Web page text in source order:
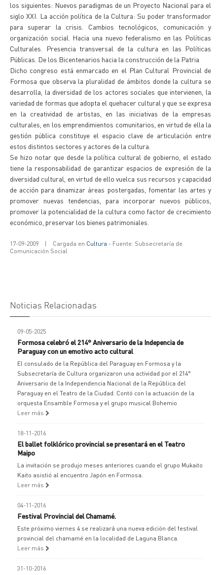
los siguientes: Nuevos paradigmas de un Proyecto Nacional para el
siglo XXI. La acción política de la Cultura: Su poder transformador
para superar la crisis. Cambios tecnológicos, comunicación y
organización social. Hacia una nuevo federalismo en las Políticas
Culturales. Presencia transversal de la cultura en las Políticas
Públicas. De los Bicentenarios hacia la construcción de la Patria
Dicho congreso está enmarcado en el Plan Cultural Provincial de
Formosa que observa la pluralidad de ámbitos donde la cultura se
desarrolla, la diversidad de los actores sociales que intervienen, la
variedad de formas que adopta el quehacer cultural y que se expresa
en la creatividad de artistas, en las iniciativas de la empresas
culturales, en los emprendimientos comunitarios, en virtud de ella la
gestión pública constituye el espacio clave de articulación entre
estos distintos sectores y actores de la cultura.
Se hizo notar que desde la política cultural de gobierno, el estado
tiene la responsabilidad de garantizar espacios de expresión de la
diversidad cultural, en virtud de ello vuelca sus recursos y capacidad
de acción para dinamizar áreas postergadas, fomentar las artes y
promover nuevas tendencias, para incorporar nuevos públicos,
promover la potencialidad de la cultura como factor de crecimiento
económico, preservar los bienes patrimoniales.
17-09-2009 | Cargada en Cultura - Fuente: Subsecretaría de
Comunicación Social
Noticias Relacionadas
09-05-2025
Formosa celebró el 214° Aniversario de la Indepencia de
Paraguay con un emotivo acto cultural
El consulado de la República del Paraguay en Formosa y la
Subsecretaría de Cultura organizaron una actividad por el 214°
Aniversario de la Independencia Nacional de la República del
Paraguay en el Teatro de la Ciudad. Contó con la actuación de la
orquesta Ensamble Formosa y el grupo musical Bohemio
Leer más
18-11-2016
El ballet folklórico provincial se presentará en el Teatro
Maipo
La invitación se produjo meses anteriores cuando el grupo Mukaito
Kaito asistió al encuentro Japón en Formosa.
Leer más
04-11-2016
Festival Provincial del Chamamé.
Este próximo viernes 4 se realizará una nueva edición del festival
provincial del chamamé en la localidad de Laguna Blanca.
Leer más
31-10-2016